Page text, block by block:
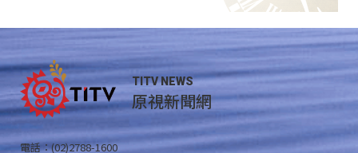
TITV NEWS
原視新聞網
電話：(02)2788-1600